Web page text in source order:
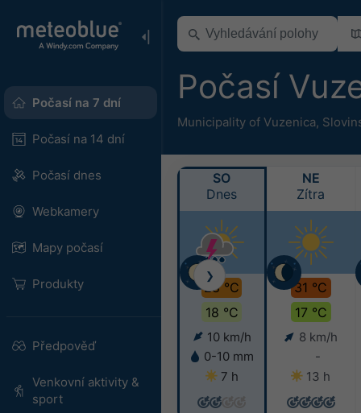
Počasí na 7 dní
Počasí na 14 dní
Počasí dnes
Webkamery
Mapy počasí
Produkty
Předpověď
Venkovní aktivity &
sport
Počasí
Municipality of Vuzenica,
SO
Dnes
28 °C
18 °C
10 km/h
0-10 mm
7 h
NE
Zítra
31 °C
17 °C
8 km/h
-
13 h
❯